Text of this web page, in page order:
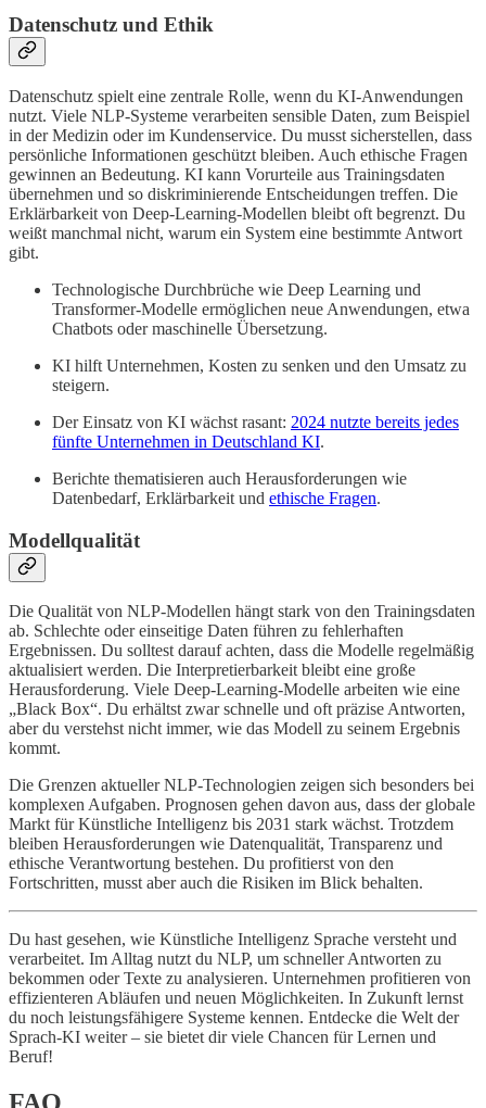
Datenschutz und Ethik
Datenschutz spielt eine zentrale Rolle, wenn du KI-Anwendungen
nutzt. Viele NLP-Systeme verarbeiten sensible Daten, zum Beispiel
in der Medizin oder im Kundenservice. Du musst sicherstellen, dass
persönliche Informationen geschützt bleiben. Auch ethische Fragen
gewinnen an Bedeutung. KI kann Vorurteile aus Trainingsdaten
übernehmen und so diskriminierende Entscheidungen treffen. Die
Erklärbarkeit von Deep-Learning-Modellen bleibt oft begrenzt. Du
weißt manchmal nicht, warum ein System eine bestimmte Antwort
gibt.
Technologische Durchbrüche wie Deep Learning und
Transformer-Modelle ermöglichen neue Anwendungen, etwa
Chatbots oder maschinelle Übersetzung.
KI hilft Unternehmen, Kosten zu senken und den Umsatz zu
steigern.
Der Einsatz von KI wächst rasant: 2024 nutzte bereits jedes
fünfte Unternehmen in Deutschland KI.
Berichte thematisieren auch Herausforderungen wie
Datenbedarf, Erklärbarkeit und ethische Fragen.
Modellqualität
Die Qualität von NLP-Modellen hängt stark von den Trainingsdaten
ab. Schlechte oder einseitige Daten führen zu fehlerhaften
Ergebnissen. Du solltest darauf achten, dass die Modelle regelmäßig
aktualisiert werden. Die Interpretierbarkeit bleibt eine große
Herausforderung. Viele Deep-Learning-Modelle arbeiten wie eine
„Black Box“. Du erhältst zwar schnelle und oft präzise Antworten,
aber du verstehst nicht immer, wie das Modell zu seinem Ergebnis
kommt.
Die Grenzen aktueller NLP-Technologien zeigen sich besonders bei
komplexen Aufgaben. Prognosen gehen davon aus, dass der globale
Markt für Künstliche Intelligenz bis 2031 stark wächst. Trotzdem
bleiben Herausforderungen wie Datenqualität, Transparenz und
ethische Verantwortung bestehen. Du profitierst von den
Fortschritten, musst aber auch die Risiken im Blick behalten.
Du hast gesehen, wie Künstliche Intelligenz Sprache versteht und
verarbeitet. Im Alltag nutzt du NLP, um schneller Antworten zu
bekommen oder Texte zu analysieren. Unternehmen profitieren von
effizienteren Abläufen und neuen Möglichkeiten. In Zukunft lernst
du noch leistungsfähigere Systeme kennen. Entdecke die Welt der
Sprach-KI weiter – sie bietet dir viele Chancen für Lernen und
Beruf!